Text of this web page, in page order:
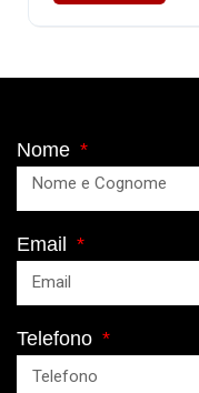
Nome
Email
Telefono